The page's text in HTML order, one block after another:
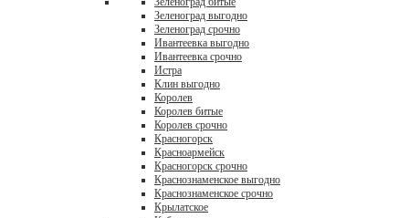
Зеленоград выгодно
Зеленоград срочно
Ивантеевка выгодно
Ивантеевка срочно
Истра
Клин выгодно
Королев
Королев битые
Королев срочно
Красногорск
Красноармейск
Красногорск срочно
Краснознаменское выгодно
Краснознаменское срочно
Крылатское